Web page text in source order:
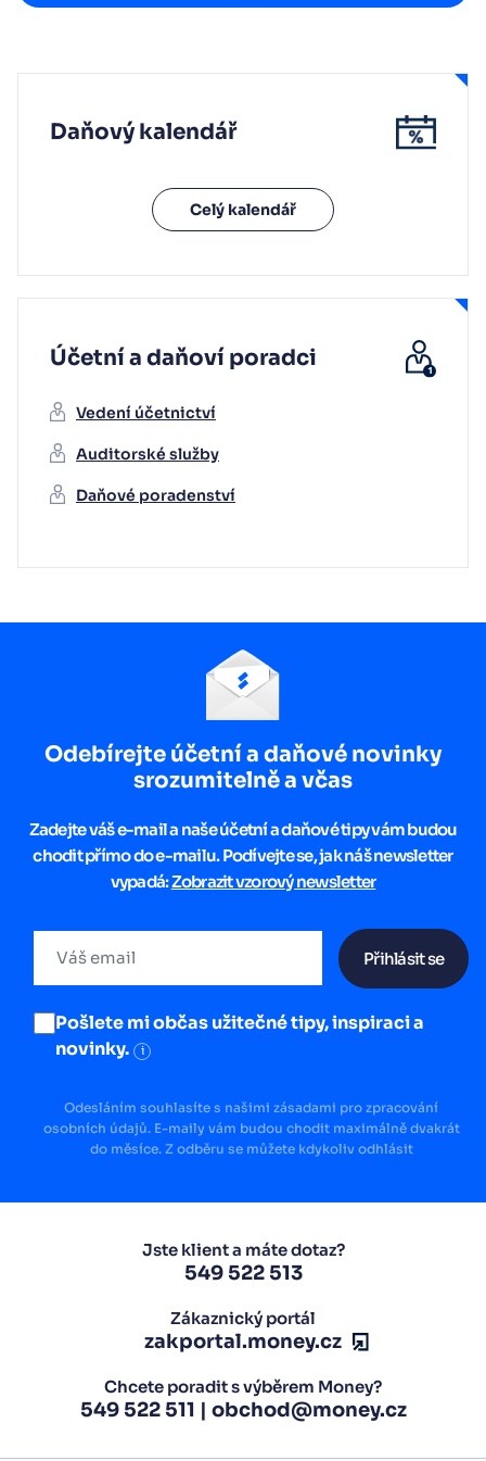
Daňový kalendář
Celý kalendář
Účetní a daňoví poradci
Vedení účetnictví
Auditorské služby
Daňové poradenství
Odebírejte účetní a daňové novinky
srozumitelně a včas
Zadejte váš e-mail a naše účetní a daňové tipy vám budou
chodit přímo do e-mailu. Podívejte se, jak náš newsletter
vypadá:Zobrazit vzorový newsletter
Přihlásit se
Pošlete mi občas užitečné tipy, inspiraci a
novinky.
i
Odesláním souhlasíte s našimi zásadami pro zpracování
osobních údajů. E-maily vám budou chodit maximálně dvakrát
do měsíce. Z odběru se můžete kdykoliv odhlásit
Jste klient a máte dotaz?
549 522 513
Zákaznický portál
zakportal.money.cz
Chcete poradit s výběrem Money?
549 522 511 | obchod@money.cz